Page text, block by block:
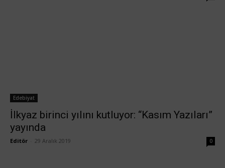
Edebiyat
İlkyaz birinci yılını kutluyor: “Kasım Yazıları”
yayında
Editör 29 Aralık 2019 0